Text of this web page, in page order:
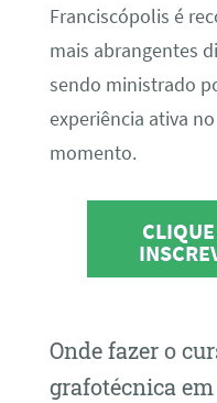
Franciscópolis é
mais abrangentes
sendo ministrado
experiência ativa
momento.
Onde fazer o
grafotécnica